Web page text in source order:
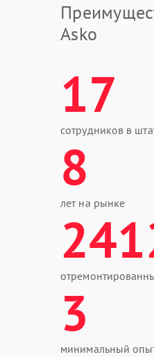
Asko
17
сотрудников в
8
лет на рынке
3
минимальный